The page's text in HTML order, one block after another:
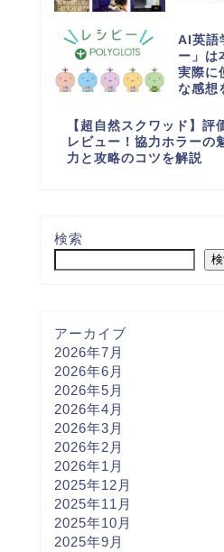
AI英語
ー」は
実際に
な感想
【超自然スクワッド】評
レビュー！協力ホラーの
力と攻略のコツを解説
検索
アーカイブ
2026年7月
2026年6月
2026年5月
2026年4月
2026年3月
2026年2月
2026年1月
2025年12月
2025年11月
2025年10月
2025年9月